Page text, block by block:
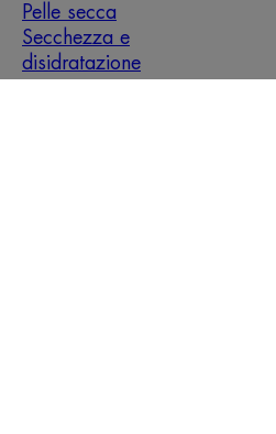
Pelle secca
Secchezza e
disidratazione